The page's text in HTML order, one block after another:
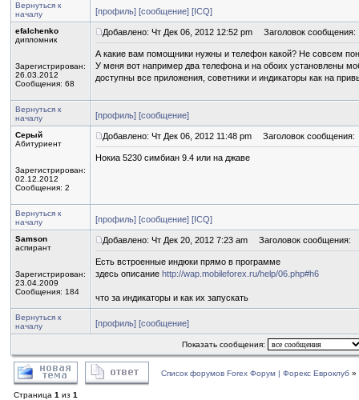
Вернуться к
началу
[профиль] [сообщение] [ICQ]
efalchenko
дипломник
Зарегистрирован:
26.03.2012
Сообщения: 68
Добавлено: Чт Дек 06, 2012 12:52 pm Заголовок сообщения:
А какие вам помощники нужны и телефон какой? Не совсем
У меня вот например два телефона и на обоих установлены
доступны все приложения, советники и индикаторы как на
Вернуться к
началу
[профиль] [сообщение]
Серый
Абитуриент
Зарегистрирован:
02.12.2012
Сообщения: 2
Добавлено: Чт Дек 06, 2012 11:48 pm Заголовок сообщения:
Нокиа 5230 симбиан 9.4 или на джаве
Вернуться к
началу
[профиль] [сообщение] [ICQ]
Samson
аспирант
Зарегистрирован:
23.04.2009
Сообщения: 184
Добавлено: Чт Дек 20, 2012 7:23 am Заголовок сообщения:
Есть встроенные индюки прямо в программе
здесь описание http://wap.mobileforex.ru/help/06.php#h6
что за индикаторы и как их запускать
Вернуться к
началу
[профиль] [сообщение]
Показать сообщения:
Список форумов Forex Форум | Форекс Евроклуб »
Страница 1 из 1